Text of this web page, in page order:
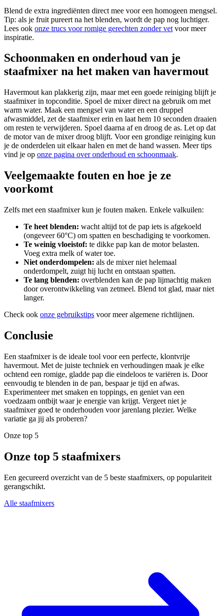
Blend de extra ingrediënten direct mee voor een homogeen mengsel.
Tip: als je fruit pureert na het blenden, wordt de pap nog luchtiger.
Lees ook onze trucs voor romige gerechten zonder vet voor meer
inspiratie.
Schoonmaken en onderhoud van je
staafmixer na het maken van havermout
Havermout kan plakkerig zijn, maar met een goede reiniging blijft je
staafmixer in topconditie. Spoel de mixer direct na gebruik om met
warm water. Maak een mengsel van water en een druppel
afwasmiddel, zet de staafmixer erin en laat hem 10 seconden draaien
om resten te verwijderen. Spoel daarna af en droog de as. Let op dat
de motor van de mixer droog blijft. Voor een grondige reiniging kun
je de onderdelen uit elkaar halen en met de hand wassen. Meer tips
vind je op onze pagina over onderhoud en schoonmaak.
Veelgemaakte fouten en hoe je ze
voorkomt
Zelfs met een staafmixer kun je fouten maken. Enkele valkuilen:
Te heet blenden: wacht altijd tot de pap iets is afgekoeld
(ongeveer 60°C) om spatten en beschadiging te voorkomen.
Te weinig vloeistof: te dikke pap kan de motor belasten.
Voeg extra melk of water toe.
Niet onderdompelen: als de mixer niet helemaal
onderdompelt, zuigt hij lucht en ontstaan spatten.
Te lang blenden: overblenden kan de pap lijmachtig maken
door overontwikkeling van zetmeel. Blend tot glad, maar niet
langer.
Check ook onze gebruikstips voor meer algemene richtlijnen.
Conclusie
Een staafmixer is de ideale tool voor een perfecte, klontvrije
havermout. Met de juiste techniek en verhoudingen maak je elke
ochtend een romige, gladde pap die eindeloos te variëren is. Door
eenvoudig te blenden in de pan, bespaar je tijd en afwas.
Experimenteer met smaken en toppings, en geniet van een
voedzaam ontbijt waar je energie van krijgt. Vergeet niet je
staafmixer goed te onderhouden voor jarenlang plezier. Welke
variatie ga jij als proberen?
Onze top 5
Onze top 5 staafmixers
Een gecureerd overzicht van de 5 beste staafmixers, op populariteit
gerangschikt.
Alle staafmixers